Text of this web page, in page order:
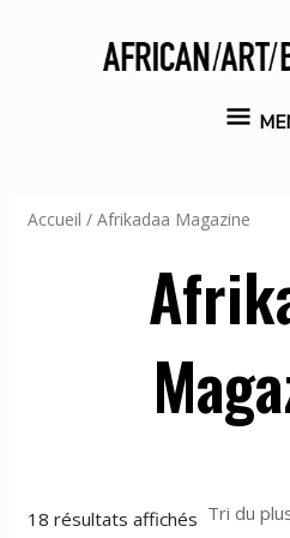
Accueil / Afrikadaa Magazine
18 résultats affichés Trié